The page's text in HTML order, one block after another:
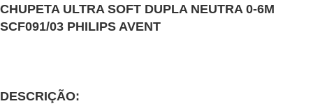
CHUPETA ULTRA SOFT DUPLA NEUTRA 0-6M
SCF091/03 PHILIPS AVENT
DESCRIÇÃO: